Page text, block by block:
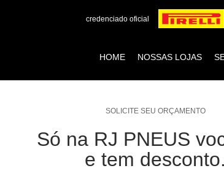
credenciado oficial
HOME NOSSAS LOJAS
SOLICITE SEU ORÇAMENTO
Só na RJ PNEUS
e tem desconto.